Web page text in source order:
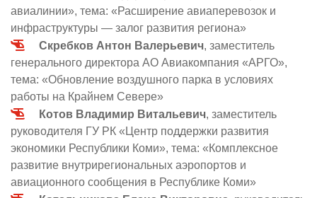
авиалинии», тема: «Расширение авиаперевозок и
инфраструктуры — залог развития региона»
Скребков Антон Валерьевич, заместитель
генерального директора АО Авиакомпания «АРГО»,
тема: «Обновление воздушного парка в условиях
работы на Крайнем Севере»
Котов Владимир Витальевич, заместитель
руководителя ГУ РК «Центр поддержки развития
экономики Республики Коми», тема: «Комплексное
развитие внутрирегиональных аэропортов и
авиационного сообщения в Республике Коми»